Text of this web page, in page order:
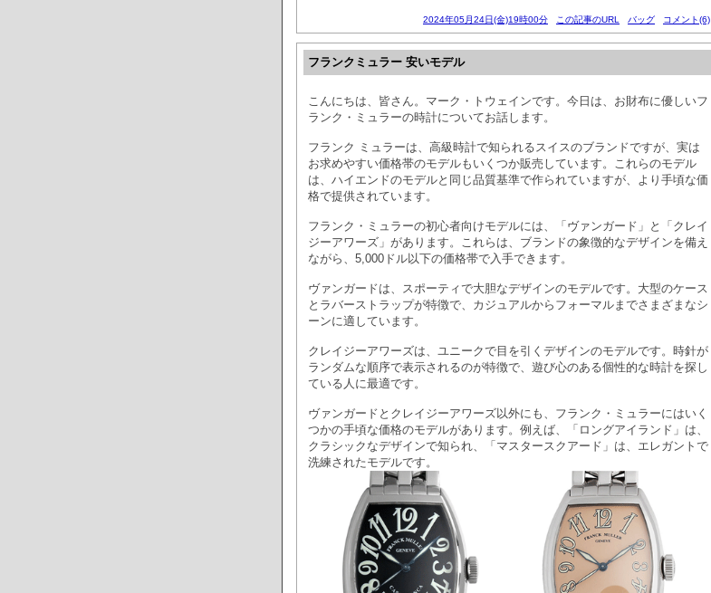
2024年05月24日(金)19時00分 この記事のURL バッグ コメント(6)
フランクミュラー 安いモデル
こんにちは、皆さん。マーク・トウェインです。今日は、お財布に優しいフ
ランク・ミュラーの時計についてお話します。
フランク ミュラーは、高級時計で知られるスイスのブランドですが、実は
お求めやすい価格帯のモデルもいくつか販売しています。これらのモデル
は、ハイエンドのモデルと同じ品質基準で作られていますが、より手頃な価
格で提供されています。
フランク・ミュラーの初心者向けモデルには、「ヴァンガード」と「クレイ
ジーアワーズ」があります。これらは、ブランドの象徴的なデザインを備え
ながら、5,000ドル以下の価格帯で入手できます。
ヴァンガードは、スポーティで大胆なデザインのモデルです。大型のケース
とラバーストラップが特徴で、カジュアルからフォーマルまでさまざまなシ
ーンに適しています。
クレイジーアワーズは、ユニークで目を引くデザインのモデルです。時針が
ランダムな順序で表示されるのが特徴で、遊び心のある個性的な時計を探し
ている人に最適です。
ヴァンガードとクレイジーアワーズ以外にも、フランク・ミュラーにはいく
つかの手頃な価格のモデルがあります。例えば、「ロングアイランド」は、
クラシックなデザインで知られ、「マスタースクアード」は、エレガントで
洗練されたモデルです。